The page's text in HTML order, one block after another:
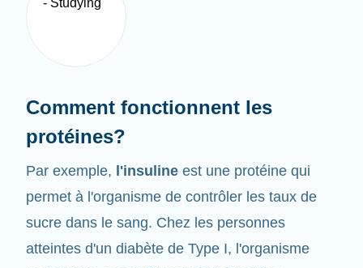
Comment fonctionnent les
protéines?
Par exemple, l'insuline est une protéine qui
permet à l'organisme de contrôler les taux de
sucre dans le sang. Chez les personnes
atteintes d'un diabète de Type I, l'organisme